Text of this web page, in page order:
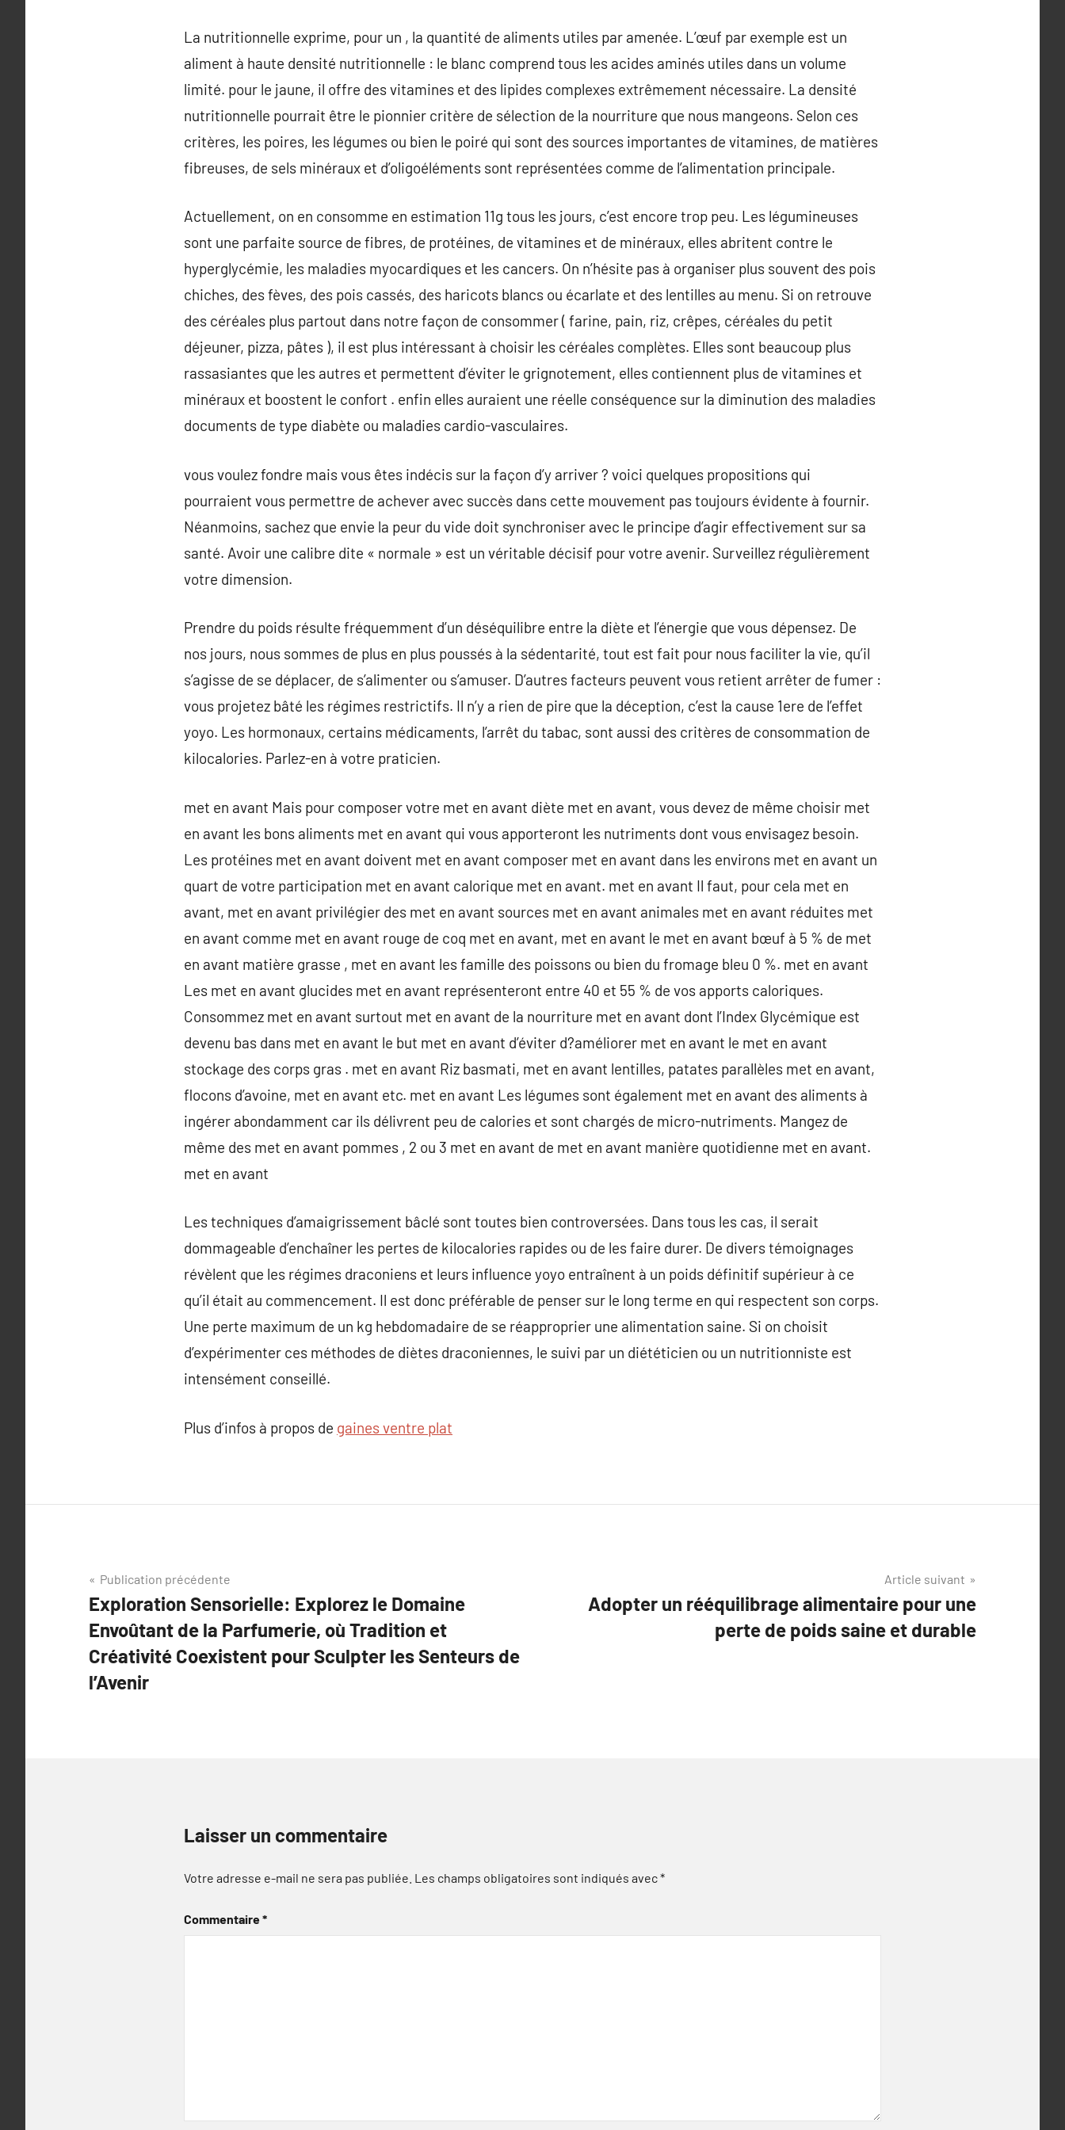
La nutritionnelle exprime, pour un , la quantité de aliments utiles par amenée. L’œuf par exemple est un
aliment à haute densité nutritionnelle : le blanc comprend tous les acides aminés utiles dans un volume
limité. pour le jaune, il offre des vitamines et des lipides complexes extrêmement nécessaire. La densité
nutritionnelle pourrait être le pionnier critère de sélection de la nourriture que nous mangeons. Selon ces
critères, les poires, les légumes ou bien le poiré qui sont des sources importantes de vitamines, de matières
fibreuses, de sels minéraux et d’oligoéléments sont représentées comme de l’alimentation principale.
Actuellement, on en consomme en estimation 11g tous les jours, c’est encore trop peu. Les légumineuses
sont une parfaite source de fibres, de protéines, de vitamines et de minéraux, elles abritent contre le
hyperglycémie, les maladies myocardiques et les cancers. On n’hésite pas à organiser plus souvent des pois
chiches, des fèves, des pois cassés, des haricots blancs ou écarlate et des lentilles au menu. Si on retrouve
des céréales plus partout dans notre façon de consommer ( farine, pain, riz, crêpes, céréales du petit
déjeuner, pizza, pâtes ), il est plus intéressant à choisir les céréales complètes. Elles sont beaucoup plus
rassasiantes que les autres et permettent d’éviter le grignotement, elles contiennent plus de vitamines et
minéraux et boostent le confort . enfin elles auraient une réelle conséquence sur la diminution des maladies
documents de type diabète ou maladies cardio-vasculaires.
vous voulez fondre mais vous êtes indécis sur la façon d’y arriver ? voici quelques propositions qui
pourraient vous permettre de achever avec succès dans cette mouvement pas toujours évidente à fournir.
Néanmoins, sachez que envie la peur du vide doit synchroniser avec le principe d’agir effectivement sur sa
santé. Avoir une calibre dite « normale » est un véritable décisif pour votre avenir. Surveillez régulièrement
votre dimension.
Prendre du poids résulte fréquemment d’un déséquilibre entre la diète et l’énergie que vous dépensez. De
nos jours, nous sommes de plus en plus poussés à la sédentarité, tout est fait pour nous faciliter la vie, qu’il
s’agisse de se déplacer, de s’alimenter ou s’amuser. D’autres facteurs peuvent vous retient arrêter de fumer :
vous projetez bâté les régimes restrictifs. Il n’y a rien de pire que la déception, c’est la cause 1ere de l’effet
yoyo. Les hormonaux, certains médicaments, l’arrêt du tabac, sont aussi des critères de consommation de
kilocalories. Parlez-en à votre praticien.
met en avant Mais pour composer votre met en avant diète met en avant, vous devez de même choisir met
en avant les bons aliments met en avant qui vous apporteront les nutriments dont vous envisagez besoin.
Les protéines met en avant doivent met en avant composer met en avant dans les environs met en avant un
quart de votre participation met en avant calorique met en avant. met en avant Il faut, pour cela met en
avant, met en avant privilégier des met en avant sources met en avant animales met en avant réduites met
en avant comme met en avant rouge de coq met en avant, met en avant le met en avant bœuf à 5 % de met
en avant matière grasse , met en avant les famille des poissons ou bien du fromage bleu 0 %. met en avant
Les met en avant glucides met en avant représenteront entre 40 et 55 % de vos apports caloriques.
Consommez met en avant surtout met en avant de la nourriture met en avant dont l’Index Glycémique est
devenu bas dans met en avant le but met en avant d’éviter d?améliorer met en avant le met en avant
stockage des corps gras . met en avant Riz basmati, met en avant lentilles, patates parallèles met en avant,
flocons d’avoine, met en avant etc. met en avant Les légumes sont également met en avant des aliments à
ingérer abondamment car ils délivrent peu de calories et sont chargés de micro-nutriments. Mangez de
même des met en avant pommes , 2 ou 3 met en avant de met en avant manière quotidienne met en avant.
met en avant
Les techniques d’amaigrissement bâclé sont toutes bien controversées. Dans tous les cas, il serait
dommageable d’enchaîner les pertes de kilocalories rapides ou de les faire durer. De divers témoignages
révèlent que les régimes draconiens et leurs influence yoyo entraînent à un poids définitif supérieur à ce
qu’il était au commencement. Il est donc préférable de penser sur le long terme en qui respectent son corps.
Une perte maximum de un kg hebdomadaire de se réapproprier une alimentation saine. Si on choisit
d’expérimenter ces méthodes de diètes draconiennes, le suivi par un diététicien ou un nutritionniste est
intensément conseillé.
Plus d’infos à propos de gaines ventre plat
Navigation
de
l’article
Publication précédente
Exploration Sensorielle: Explorez le Domaine
Envoûtant de la Parfumerie, où Tradition et
Créativité Coexistent pour Sculpter les Senteurs de
l’Avenir
Article suivant
Adopter un rééquilibrage alimentaire pour une
perte de poids saine et durable
Laisser un commentaire
Votre adresse e-mail ne sera pas publiée. Les champs obligatoires sont indiqués avec*
Commentaire*